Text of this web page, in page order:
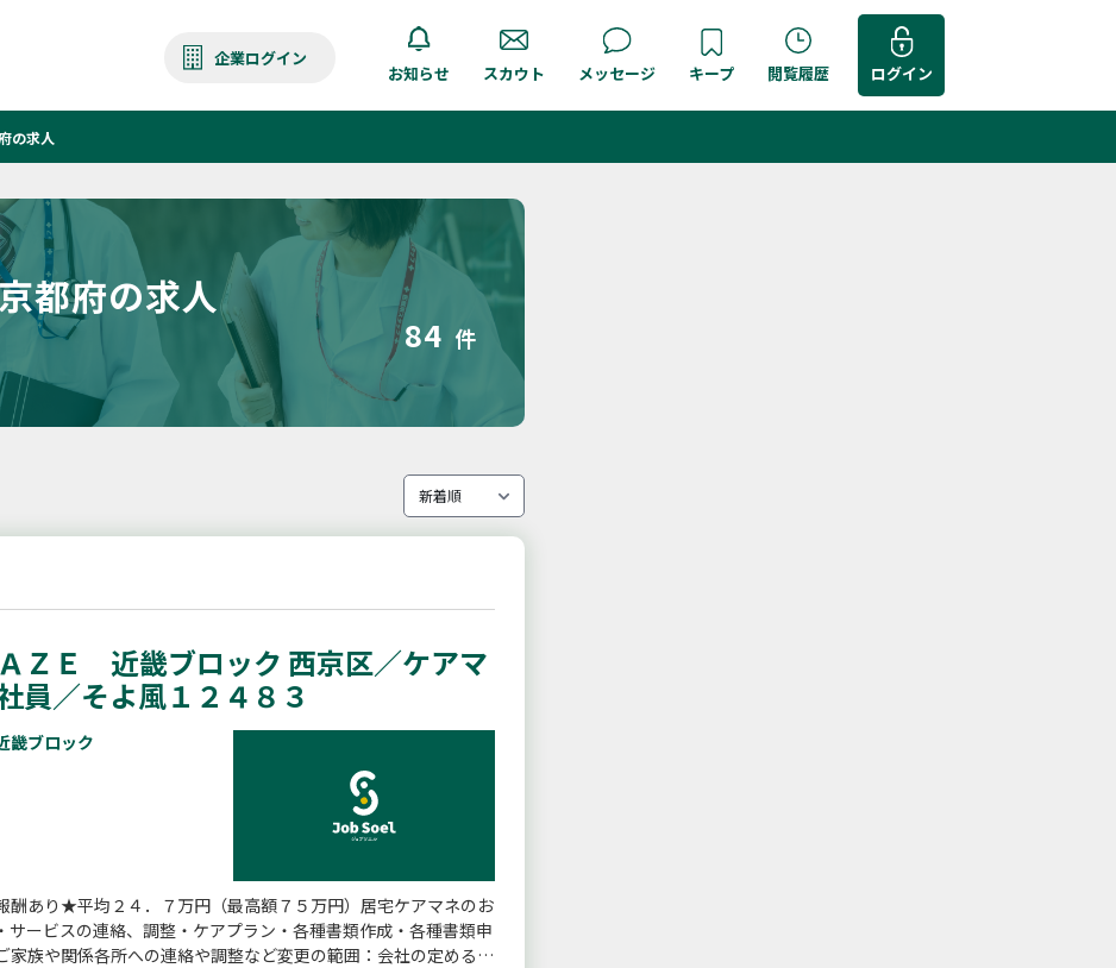
企業ログイン
お知らせ スカウト メッセージ キープ 閲覧履歴 ログイン
の求人
都府の求人
84 件
ＺＥ 近畿ブロック 西京区／ケアマ
員／そよ風１２４８３
畿ブロック
酬あり★平均２４．７万円（最高額７５万円）居宅ケアマネのお
サービスの連絡、調整・ケアプラン・各種書類作成・各種書類申
家族や関係各所への連絡や調整など変更の範囲：会社の定める業